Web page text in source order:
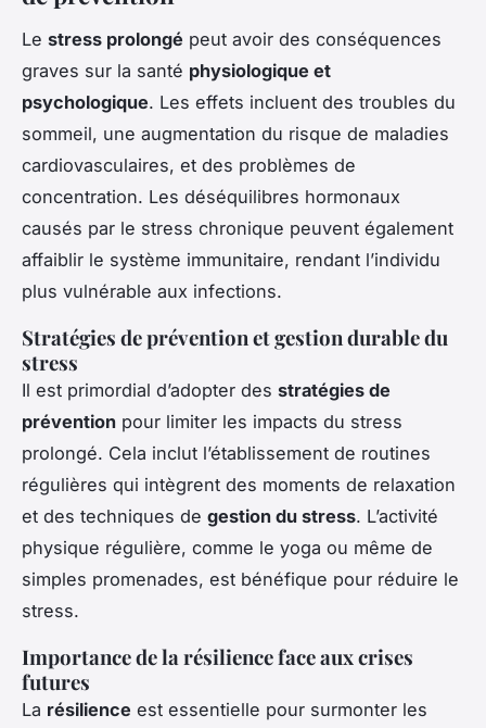
Le stress prolongé peut avoir des conséquences
graves sur la santé physiologique et
psychologique. Les effets incluent des troubles du
sommeil, une augmentation du risque de maladies
cardiovasculaires, et des problèmes de
concentration. Les déséquilibres hormonaux
causés par le stress chronique peuvent également
affaiblir le système immunitaire, rendant l’individu
plus vulnérable aux infections.
Stratégies de prévention et gestion durable du
stress
Il est primordial d’adopter des stratégies de
prévention pour limiter les impacts du stress
prolongé. Cela inclut l’établissement de routines
régulières qui intègrent des moments de relaxation
et des techniques de gestion du stress. L’activité
physique régulière, comme le yoga ou même de
simples promenades, est bénéfique pour réduire le
stress.
Importance de la résilience face aux crises
futures
La résilience est essentielle pour surmonter les